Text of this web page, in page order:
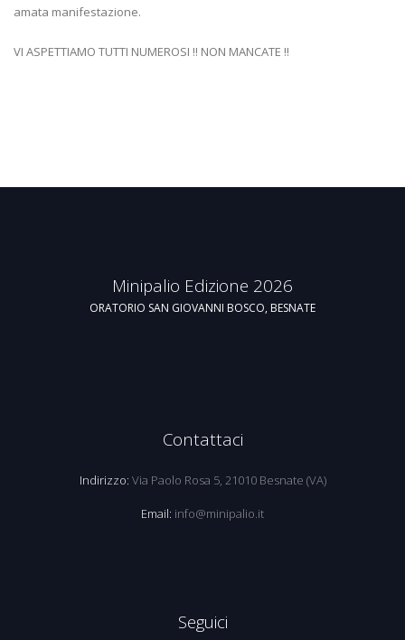
amata manifestazione.
VI ASPETTIAMO TUTTI NUMEROSI !! NON MANCATE !!
Minipalio Edizione 2026
ORATORIO SAN GIOVANNI BOSCO, BESNATE
Contattaci
Indirizzo: Via Paolo Rosa 5, 21010 Besnate (VA)
Email: info@minipalio.it
Seguici